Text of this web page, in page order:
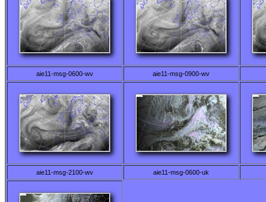
aie11-msg-0600-wv aie11-msg-0900-wv
aie11-msg-2100-wv aie11-msg-0600-uk